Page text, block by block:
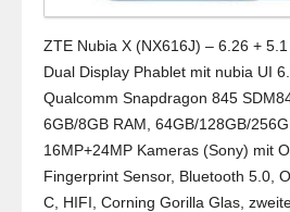
ZTE Nubia X (NX616J) – 6.26 +
Dual Display Phablet mit nubia UI
Qualcomm Snapdragon 845
6GB/8GB RAM, 64GB/128GB/
16MP+24MP Kameras (Sony) mit
Fingerprint Sensor, Bluetooth 5.0,
C, HIFI, Corning Gorilla Glas,